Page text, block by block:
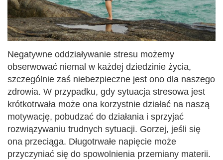
Negatywne oddziaływanie stresu możemy
obserwować niemal w każdej dziedzinie życia,
szczególnie zaś niebezpieczne jest ono dla naszego
zdrowia. W przypadku, gdy sytuacja stresowa jest
krótkotrwała może ona korzystnie działać na naszą
motywację, pobudzać do działania i sprzyjać
rozwiązywaniu trudnych sytuacji. Gorzej, jeśli się
ona przeciąga. Długotrwałe napięcie może
przyczyniać się do spowolnienia przemiany materii.